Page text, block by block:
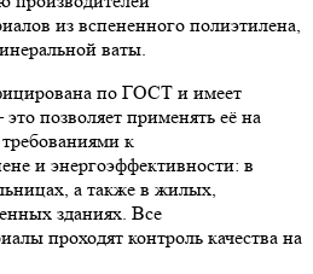
из вспененного полиэтилена,
ваты.
по ГОСТ и имеет
позволяет применять её на
к
и энергоэффективности: в
а также в жилых,
зданиях. Все
проходят контроль качества на